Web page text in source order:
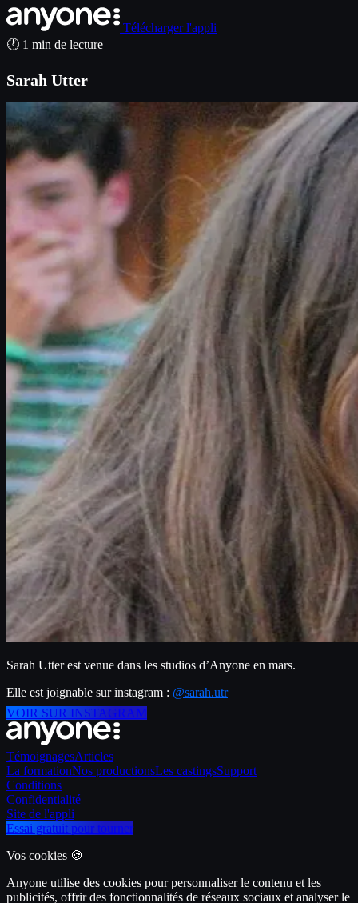
Télécharger l'appli
🕐 1 min de lecture
Sarah Utter
Sarah Utter est venue dans les studios d’Anyone en mars.
Elle est joignable sur instagram : @sarah.utr
VOIR SUR INSTAGRAM
TémoignagesArticles
La formationNos productionsLes castingsSupport
Conditions
Confidentialité
Site de l'appli
Essai gratuit pour tourner
Vos cookies 🍪
Anyone utilise des cookies pour personnaliser le contenu et les
publicités, offrir des fonctionnalités de réseaux sociaux et analyser le